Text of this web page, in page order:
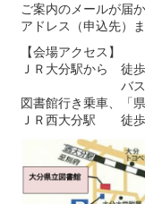
ご案内のメールが届
アドレス（申込先）
【会場アクセス】
ＪＲ大分駅から 徒
バ
図書館行き乗車、「
ＪＲ西大分駅 徒